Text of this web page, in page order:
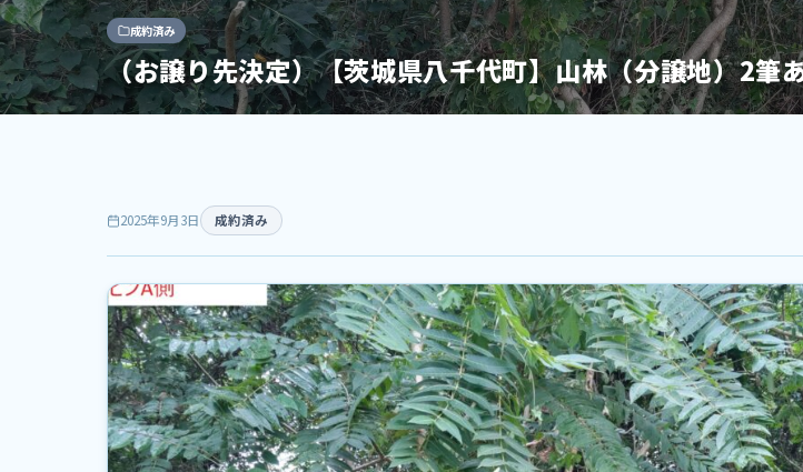
成約済み
（お譲り先決定）【茨城県八千代町】山林（分譲地）2
2025年9月3日 成約済み